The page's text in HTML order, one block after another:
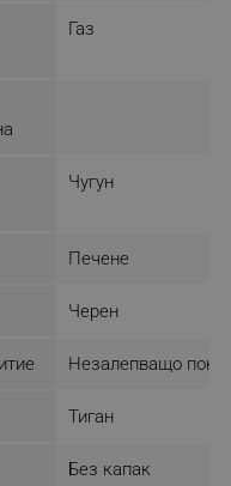
Газ
Чугун
Печене
Черен
Незалепващо
Тиган
Без капак
се използва
.alleop.bg
.alleop.bg